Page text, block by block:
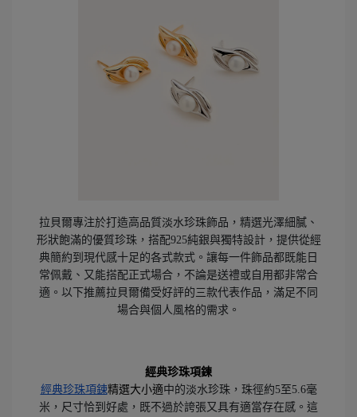
拉貝爾專注於打造高品質淡水珍珠飾品，精選光澤細膩、
形狀飽滿的優質珍珠，搭配925純銀與獨特設計，提供從經
典簡約到現代感十足的各式款式。讓每一件飾品都既能日
常佩戴、又能搭配正式場合，不論是送禮或自用都非常合
適。以下推薦拉貝爾備受好評的三款代表作品，滿足不同
場合與個人風格的需求。
經典珍珠項鍊
經典珍珠項鍊精選大小適中的淡水珍珠，珠徑約5至5.6毫
米，尺寸恰到好處，既不過於誇張又具有適當存在感。這